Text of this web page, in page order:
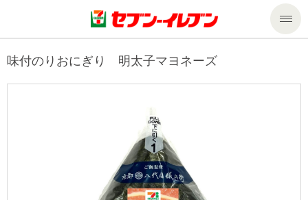
商品のご案内
味付のりおにぎり 明太子マヨネーズ